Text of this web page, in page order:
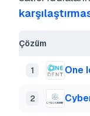
Çözüm
1 One
2